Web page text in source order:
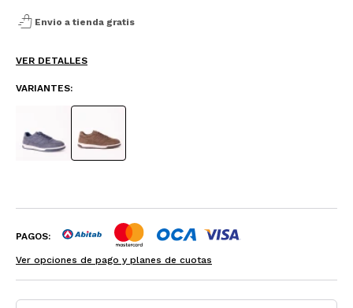
shopping_bag_speed Envio a tienda gratis
VER DETALLES
VARIANTES:
PAGOS:
Ver opciones de pago y planes de cuotas